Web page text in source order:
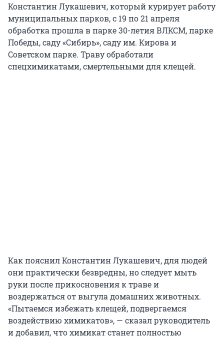
Константин Лукашевич, который курирует работу
муниципальных парков, с 19 по 21 апреля
обработка прошла в парке 30-летия ВЛКСМ, парке
Победы, саду «Сибирь», саду им. Кирова и
Советском парке. Траву обработали
спецхимикатами, смертельными для клещей.
Как пояснил Константин Лукашевич, для людей
они практически безвредны, но следует мыть
руки после прикосновения к траве и
воздержаться от выгула домашних животных.
«Пытаемся избежать клещей, подвергаемся
воздействию химикатов», — сказал руководитель
и добавил, что химикат станет полностью